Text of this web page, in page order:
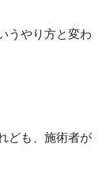
うやり方と変わ
ども、施術者が